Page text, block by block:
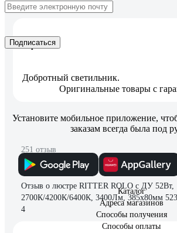
358604
Сергий
Добротный светильник.
251 отзыв
Отзыв о люстре RITTER ROLO с ДУ 52Вт,
2700К/4200К/6400К, 3400Лм, 385x80мм
4
Подписаться
Оригинальные товары с
Установите мобильное приложение,
заказам всегда была под
Каталог
Адреса магазинов
Способы получения
Способы оплаты